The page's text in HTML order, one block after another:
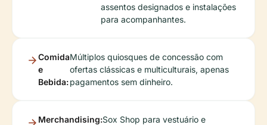
assentos designados e instalações
para acompanhantes.
Comida
e
Bebida:
Múltiplos quiosques de concessão com
ofertas clássicas e multiculturais, apenas
pagamentos sem dinheiro.
Merchandising:Sox Shop para vestuário e